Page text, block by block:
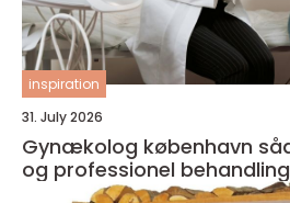
inspiration
31. July 2026
Gynækolog københavn sådan finder du tryg
og professionel behandling